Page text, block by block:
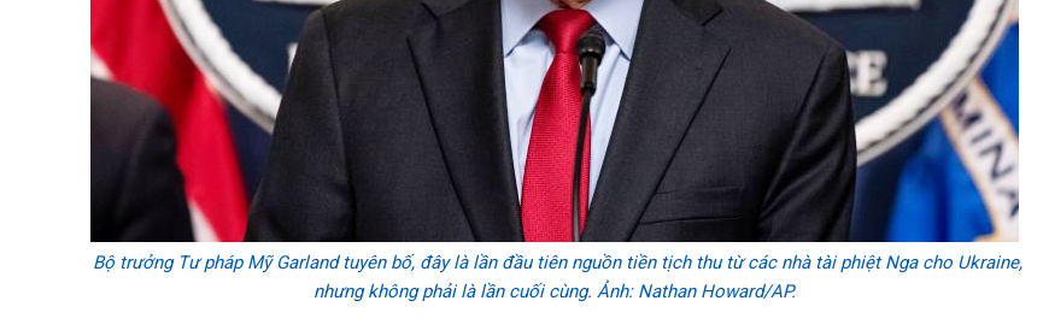
Bộ trưởng Tư pháp Mỹ Garland tuyên bố, đây là lần đầu tiên nguồn tiền tịch thu từ các nhà tài phiệt Nga cho Ukraine,
nhưng không phải là lần cuối cùng. Ảnh: Nathan Howard/AP.